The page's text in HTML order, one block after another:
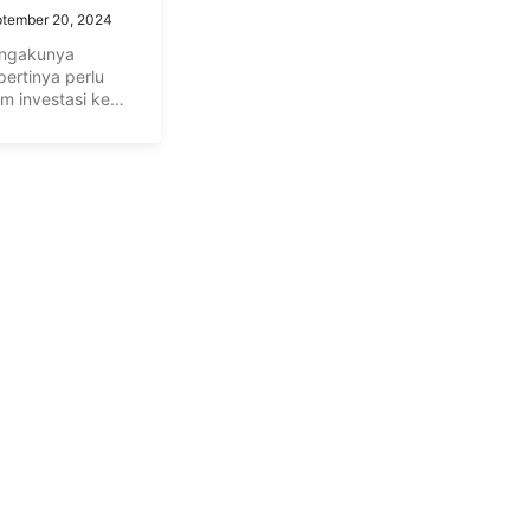
20, 2024
perlu
investasi ke